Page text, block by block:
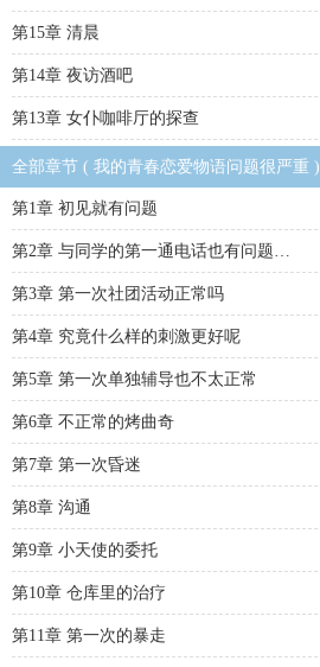
第15章 清晨
第14章 夜访酒吧
第13章 女仆咖啡厅的探查
全部章节 ( 我的青春恋爱物语问题很严重 )
第1章 初见就有问题
第2章 与同学的第一通电话也有问题…
第3章 第一次社团活动正常吗
第4章 究竟什么样的刺激更好呢
第5章 第一次单独辅导也不太正常
第6章 不正常的烤曲奇
第7章 第一次昏迷
第8章 沟通
第9章 小天使的委托
第10章 仓库里的治疗
第11章 第一次的暴走